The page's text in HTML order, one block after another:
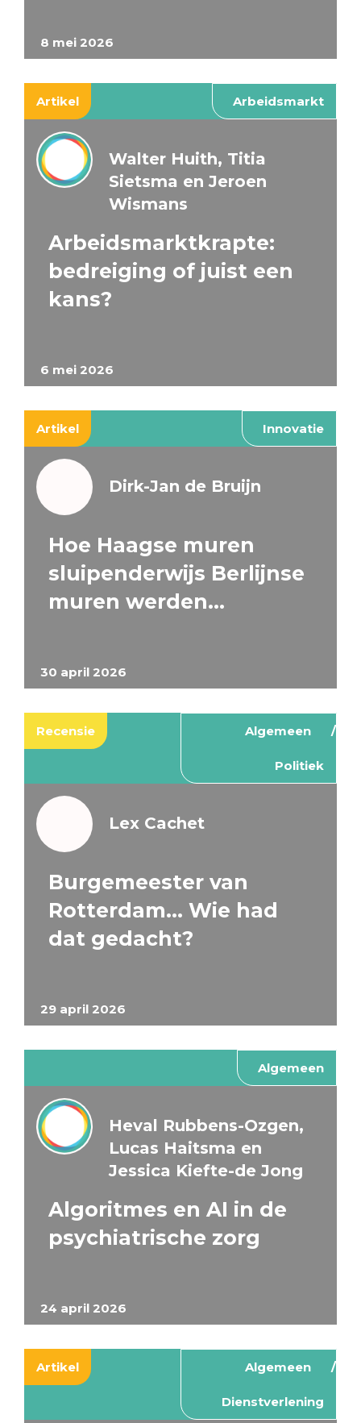
8 mei 2026
Artikel Arbeidsmarkt
6 mei 2026
Walter Huith, Titia
Sietsma en Jeroen
Wismans
Arbeidsmarktkrapte:
bedreiging of juist een
kans?
Artikel Innovatie
30 april 2026
Dirk-Jan de Bruijn
Hoe Haagse muren
sluipenderwijs Berlijnse
muren werden…
Recensie Algemeen
Politiek
29 april 2026
Lex Cachet
Burgemeester van
Rotterdam… Wie had
dat gedacht?
Algemeen
24 april 2026
Heval Rubbens-Ozgen,
Lucas Haitsma en
Jessica Kiefte-de Jong
Algoritmes en AI in de
psychiatrische zorg
Artikel Algemeen
Dienstverlening